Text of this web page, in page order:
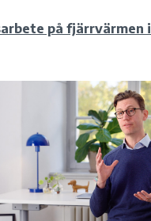
på fjärrvärmen